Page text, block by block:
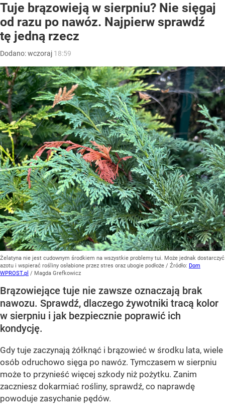
Tuje brązowieją w sierpniu? Nie sięgaj
od razu po nawóz. Najpierw sprawdź
tę jedną rzecz
Dodano:wczoraj 18:59
Żelatyna nie jest cudownym środkiem na wszystkie problemy tui. Może jednak dostarczyć
azotu i wspierać rośliny osłabione przez stres oraz ubogie podłoże / Źródło: Dom
WPROST.pl / Magda Grefkowicz
Brązowiejące tuje nie zawsze oznaczają brak
nawozu. Sprawdź, dlaczego żywotniki tracą kolor
w sierpniu i jak bezpiecznie poprawić ich
kondycję.
Gdy tuje zaczynają żółknąć i brązowieć w środku lata, wiele
osób odruchowo sięga po nawóz. Tymczasem w sierpniu
może to przynieść więcej szkody niż pożytku. Zanim
zaczniesz dokarmiać rośliny, sprawdź, co naprawdę
powoduje zasychanie pędów.